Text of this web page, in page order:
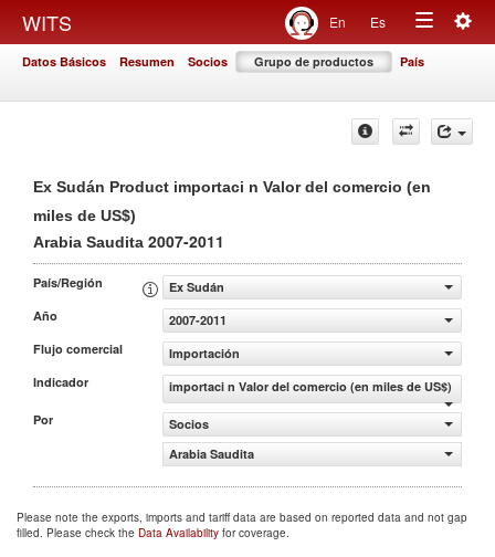
WITS En Es
Toggle
Datos Básicos Resumen Socios Grupo de productos País
Ex Sudán Product importaci n Valor del comercio (en
miles de US$)
Arabia Saudita 2007-2011
País/Región
Ex Sudán
Año
2007-2011
Flujo comercial
Importación
Indicador
importaci n Valor del comercio (en miles de US$)
Por
Socios
Arabia Saudita
Please note the exports, imports and tariff data are based on reported data and not gap
filled. Please check the Data Availability for coverage.